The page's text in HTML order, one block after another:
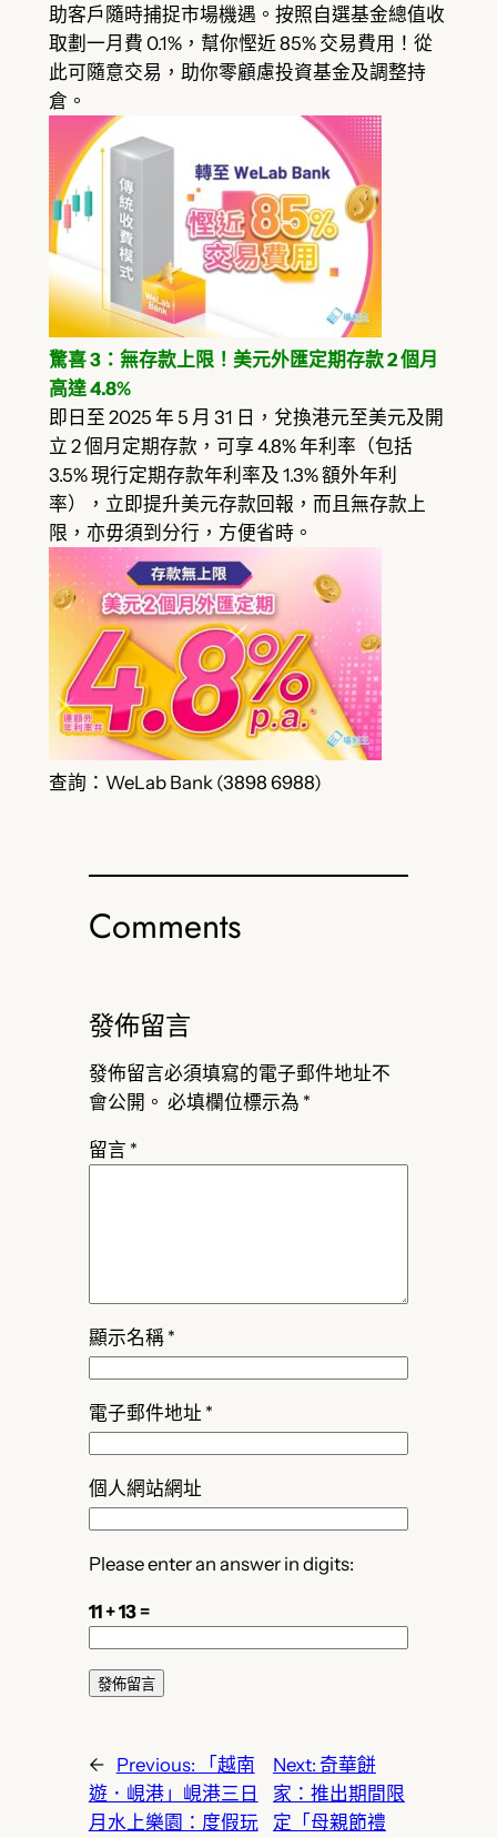
助客戶隨時捕捉市場機遇。按照自選基金總值收
取劃一月費 0.1%，幫你慳近 85% 交易費用！從
此可隨意交易，助你零顧慮投資基金及調整持
倉。
驚喜 3：無存款上限！美元外匯定期存款 2 個月
高達 4.8%
即日至 2025 年 5 月 31 日，兌換港元至美元及開
立 2 個月定期存款，可享 4.8% 年利率（包括
3.5% 現行定期存款年利率及 1.3% 額外年利
率），立即提升美元存款回報，而且無存款上
限，亦毋須到分行，方便省時。
查詢：WeLab Bank (3898 6988)
Comments
發佈留言
發佈留言必須填寫的電子郵件地址不
會公開。 必填欄位標示為 *
留言 *
顯示名稱 *
電子郵件地址 *
個人網站網址
Please enter an answer in digits:
11 + 13 =
← Previous:
「越南
遊．峴港」峴港三日
月水上樂園：度假玩
Next: 奇華餅
家：推出期間限
定「母親節禮